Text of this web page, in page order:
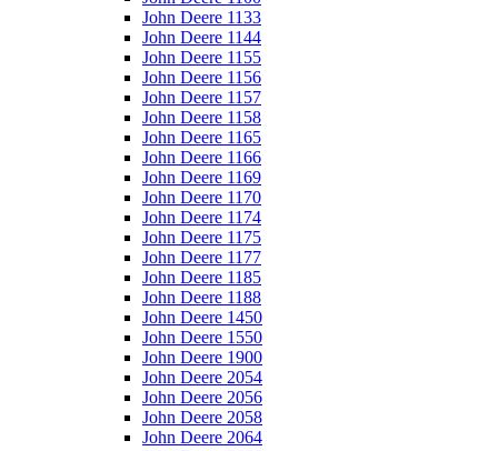
John Deere 1133
John Deere 1144
John Deere 1155
John Deere 1156
John Deere 1157
John Deere 1158
John Deere 1165
John Deere 1166
John Deere 1169
John Deere 1170
John Deere 1174
John Deere 1175
John Deere 1177
John Deere 1185
John Deere 1188
John Deere 1450
John Deere 1550
John Deere 1900
John Deere 2054
John Deere 2056
John Deere 2058
John Deere 2064